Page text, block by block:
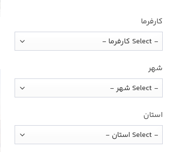
کارفرما
شهر
استان